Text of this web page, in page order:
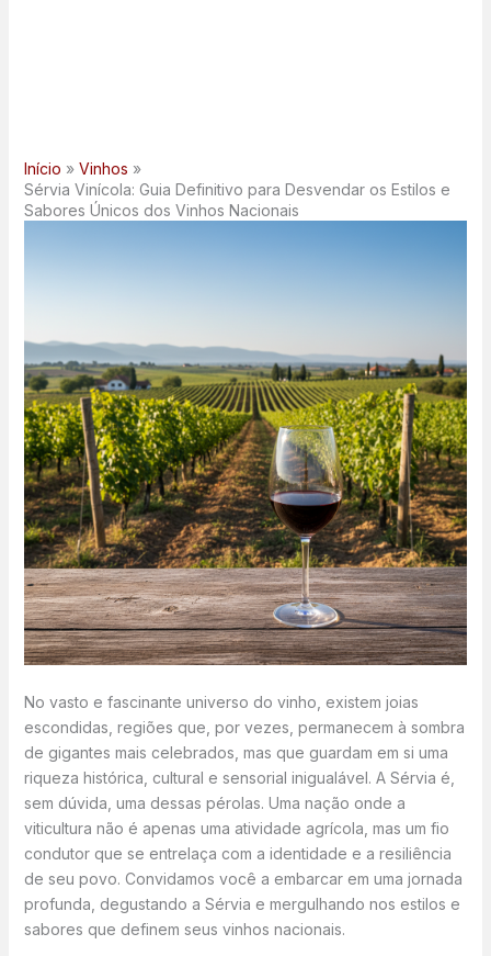
Início
Vinhos
Sérvia Vinícola: Guia Definitivo para Desvendar os Estilos e
Sabores Únicos dos Vinhos Nacionais
No vasto e fascinante universo do vinho, existem joias
escondidas, regiões que, por vezes, permanecem à sombra
de gigantes mais celebrados, mas que guardam em si uma
riqueza histórica, cultural e sensorial inigualável. A Sérvia é,
sem dúvida, uma dessas pérolas. Uma nação onde a
viticultura não é apenas uma atividade agrícola, mas um fio
condutor que se entrelaça com a identidade e a resiliência
de seu povo. Convidamos você a embarcar em uma jornada
profunda, degustando a Sérvia e mergulhando nos estilos e
sabores que definem seus vinhos nacionais.